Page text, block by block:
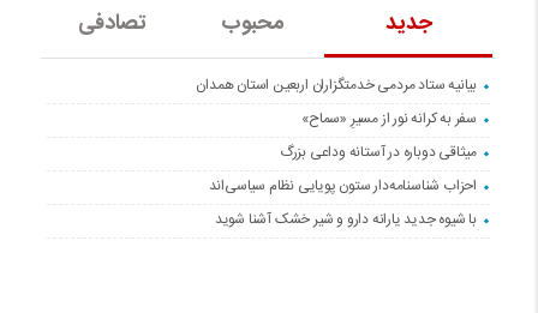
جدید محبوب تصادفی
بیانیه ستاد مردمی خدمتگزاران اربعین استان همدان
سفر به کرانه‌ نور از مسیرِ «سماح»
میثاقی دوباره در آستانه‌ وداعی بزرگ
احزاب شناسنامه‌دار ستون پویایی نظام سیاسی‌اند
با شیوه جدید یارانه دارو و شیر خشک آشنا شوید